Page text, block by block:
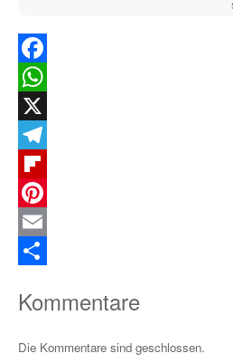
Facebook
WhatsApp
X
Telegram
Flipboard
Pinterest
Email
Kommentare
Die Kommentare sind geschlossen.